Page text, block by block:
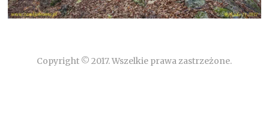
Copyright © 2017. Wszelkie prawa zastrzeżone.